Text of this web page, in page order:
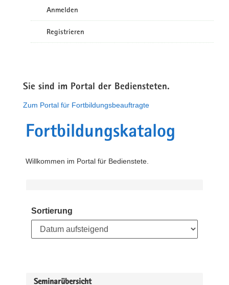
Anmelden
Registrieren
Sie sind im Portal der Bediensteten.
Zum Portal für Fortbildungsbeauftragte
Fortbildungskatalog
Willkommen im Portal für Bedienstete.
Sortierung
Seminarübersicht